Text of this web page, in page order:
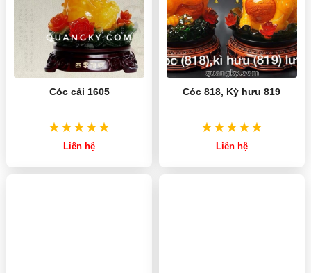
Cóc cải 1605
Liên hệ
Cóc 818, Kỳ hưu 819
Liên hệ